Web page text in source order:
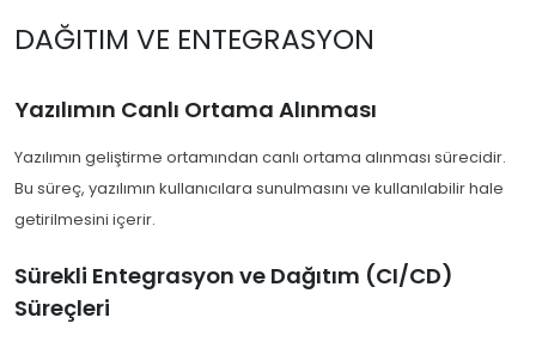
DAĞITIM VE ENTEGRASYON
Yazılımın Canlı Ortama Alınması
Yazılımın geliştirme ortamından canlı ortama alınması sürecidir.
Bu süreç, yazılımın kullanıcılara sunulmasını ve kullanılabilir hale
getirilmesini içerir.
Sürekli Entegrasyon ve Dağıtım (CI/CD)
Süreçleri